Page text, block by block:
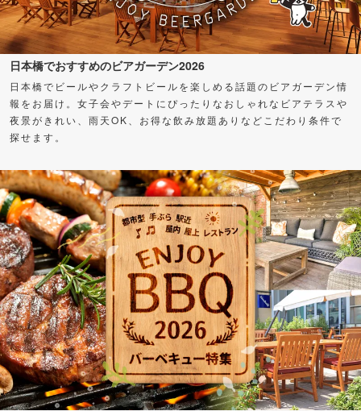
日本橋でおすすめのビアガーデン2026
日本橋でビールやクラフトビールを楽しめる話題のビアガーデン情
報をお届け。女子会やデートにぴったりなおしゃれなビアテラスや
夜景がきれい、雨天OK、お得な飲み放題ありなどこだわり条件で
探せます。